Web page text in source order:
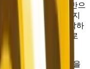
간단한 텍스트 설명만으
니다. 아직 생산되지
메인 이미지를 제작하
는 등 다양한 용도로
명 설정과 표면 재질을